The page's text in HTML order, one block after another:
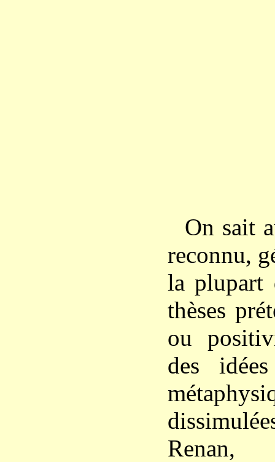
On sait
reconnu,
la plupart
thèses
ou
des